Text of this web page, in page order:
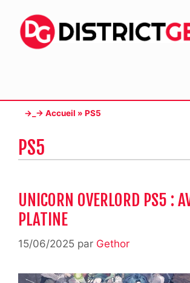
contenu
→_→ Accueil » PS5
PS5
UNICORN OVERLORD PS5 :
PLATINE
15/06/2025 par Gethor